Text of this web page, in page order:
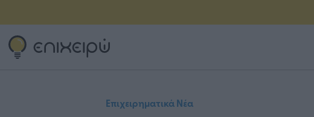
Επιχειρηματικά Νέα